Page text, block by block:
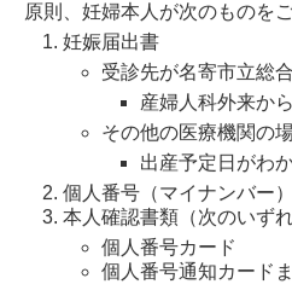
原則、妊婦本人が次のものを
妊娠届出書
受診先が名寄市立総
産婦人科外来か
その他の医療機関の
出産予定日がわ
個人番号（マイナンバー
本人確認書類（次のいず
個人番号カード
個人番号通知カード